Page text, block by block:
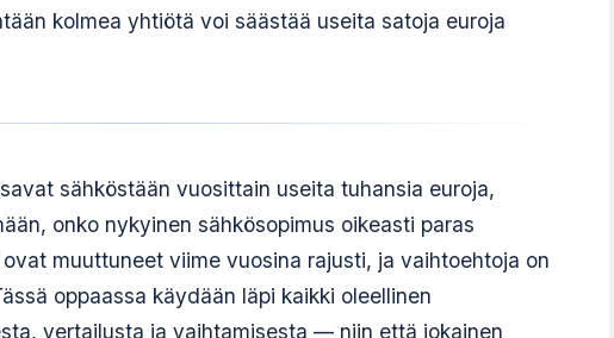
kolmea yhtiötä voi säästää useita satoja euroja
sähköstään vuosittain useita tuhansia euroja,
onko nykyinen sähkösopimus oikeasti paras
muuttuneet viime vuosina rajusti, ja vaihtoehtoja on
oppaassa käydään läpi kaikki oleellinen
vertailusta ja vaihtamisesta — niin että jokainen